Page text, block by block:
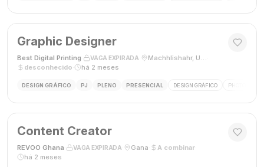
Graphic Designer
Best Digital Printing VAGA EXPIRADA Machhlishahr, Uttar Pradesh, Índia
desconhecido
há 2 meses
DESIGN GRÁFICO PJ PLENO PRESENCIAL DESIGN GRÁFICO PHOTOSHOP
Content Creator
REVOO Ghana VAGA EXPIRADA Gana A combinar·
há 2 meses